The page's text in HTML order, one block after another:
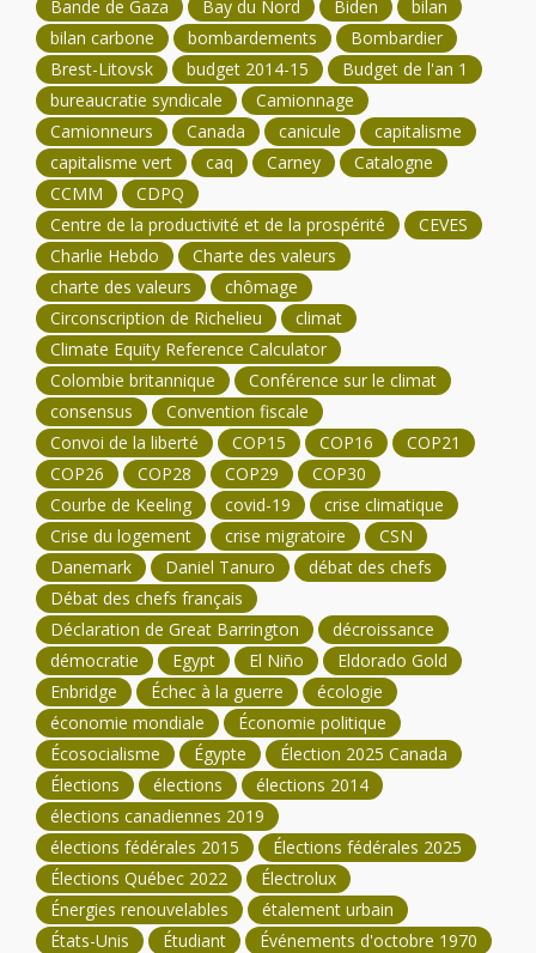
Bande de Gaza Bay du Nord Biden
bilan
bilan carbone
bombardements
Bombardier
Brest-Litovsk
budget 2014-15
Budget de l'an 1
bureaucratie syndicale
Camionnage
Camionneurs
Canada canicule
capitalisme
capitalisme vert
caq Carney
Catalogne
CCMM
CDPQ
Centre de la productivité et de la prospérité
CEVES
Charlie Hebdo
Charte des valeurs
charte des valeurs
chômage
Circonscription de Richelieu
climat
Climate Equity Reference Calculator
Colombie britannique
Conférence sur le climat
consensus
Convention fiscale
Convoi de la liberté
COP15 COP16
COP21
COP26
COP28 COP29
COP30
Courbe de Keeling
covid-19
crise climatique
Crise du logement
crise migratoire
CSN
Danemark
Daniel Tanuro
débat des chefs
Débat des chefs français
Déclaration de Great Barrington
décroissance
démocratie
Egypt El Niño
Eldorado Gold
Enbridge
Échec à la guerre
écologie
économie mondiale
Économie politique
Écosocialisme
Égypte
Élection 2025 Canada
Élections
élections
élections 2014
élections canadiennes 2019
élections fédérales 2015
Élections fédérales 2025
Élections Québec 2022
Électrolux
Énergies renouvelables
étalement urbain
États-Unis
Étudiant
Événements d'octobre 1970